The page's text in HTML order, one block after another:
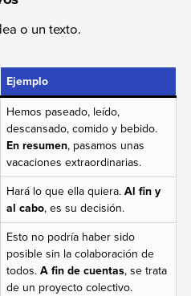
o un texto.
Ejemplo
Hemos paseado, leído,
descansado, comido y bebido.
En resumen, pasamos unas
vacaciones extraordinarias.
Hará lo que ella quiera. Al fin y
al cabo, es su decisión.
Esto no podría haber sido
posible sin la colaboración de
todos. A fin de cuentas, se trata
de un proyecto colectivo.